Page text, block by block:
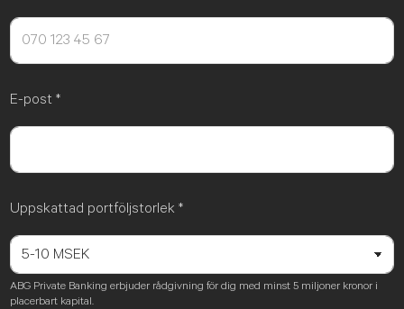
E-post *
Uppskattad portföljstorlek *
ABG Private Banking erbjuder rådgivning för dig med minst 5 miljoner kronor i
placerbart kapital.